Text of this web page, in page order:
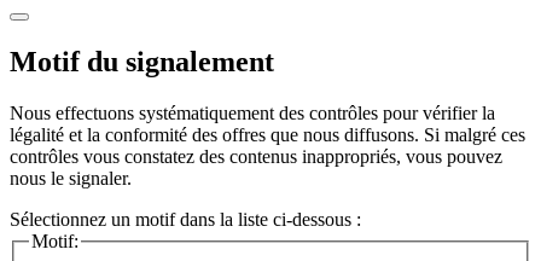
Motif du signalement
Nous effectuons systématiquement des contrôles pour vérifier la
légalité et la conformité des offres que nous diffusons. Si malgré ces
contrôles vous constatez des contenus inappropriés, vous pouvez
nous le signaler.
Sélectionnez un motif dans la liste ci-dessous :
Motif: